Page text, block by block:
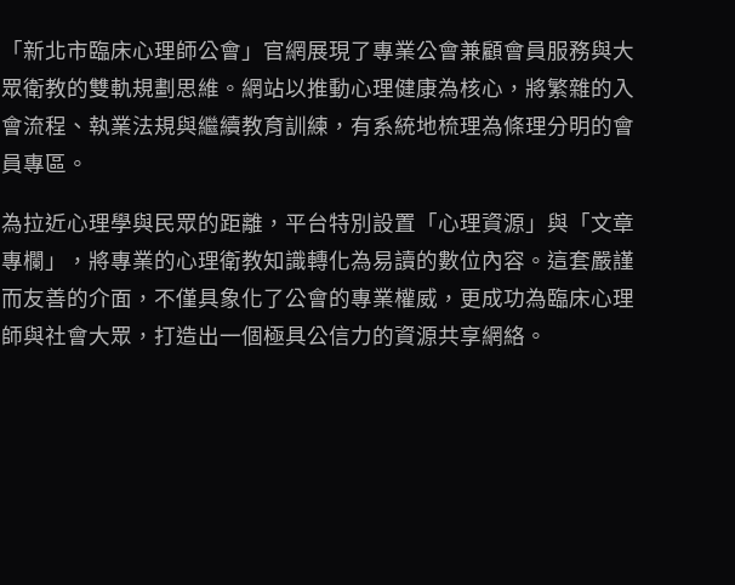
「新北市臨床心理師公會」官網展現了專業公會兼顧會員服務與大
眾衛教的雙軌規劃思維。網站以推動心理健康為核心，將繁雜的入
會流程、執業法規與繼續教育訓練，有系統地梳理為條理分明的會
員專區。
為拉近心理學與民眾的距離，平台特別設置「心理資源」與「文章
專欄」，將專業的心理衛教知識轉化為易讀的數位內容。這套嚴謹
而友善的介面，不僅具象化了公會的專業權威，更成功為臨床心理
師與社會大眾，打造出一個極具公信力的資源共享網絡。